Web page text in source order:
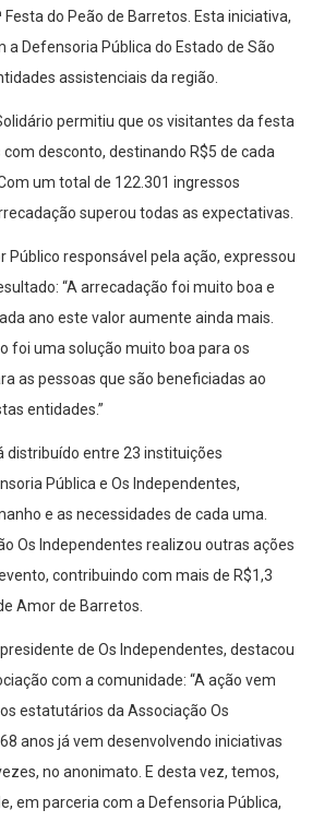
Defensoria Pública do Estado de São
assistenciais da região.
desconto, destinando R$5 de cada
um total de 122.301 ingressos
superou todas as expectativas.
“A arrecadação foi muito boa e
ano este valor aumente ainda mais.
foi uma solução muito boa para os
as pessoas que são beneficiadas ao
entidades.”
Pública e Os Independentes,
e as necessidades de cada uma.
Os Independentes realizou outras ações
contribuindo com mais de R$1,3
Amor de Barretos.
com a comunidade: “A ação vem
estatutários da Associação Os
anos já vem desenvolvendo iniciativas
no anonimato. E desta vez, temos,
em parceria com a Defensoria Pública,
E os barretenses, mais uma vez, sendo o